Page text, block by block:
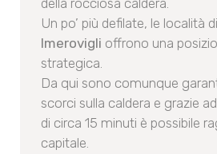
della rocciosa caldera.
Un po’ più defilate, le località di
Imerovigli offrono una
strategica.
Da qui sono comunque
scorci sulla caldera e grazie
di circa 15 minuti è possibile
capitale.